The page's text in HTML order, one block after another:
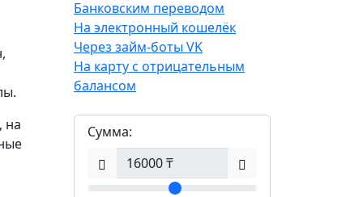
Банковским переводом
На электронный кошелёк
Через займ-боты VK
На карту с отрицательным
балансом
Сумма:
на